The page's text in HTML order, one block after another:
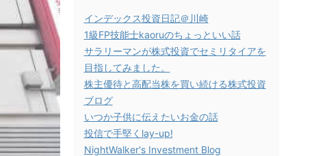
インデックス投資日記＠川崎
1級FP技能士kaoruのちょっといい話
サラリーマンが株式投資でセミリタイアを
目指してみました。
株主優待と高配当株を買い続ける株式投資
ブログ
いつか子供に伝えたいお金の話
投信で手堅くlay-up!
NightWalker's Investment Blog